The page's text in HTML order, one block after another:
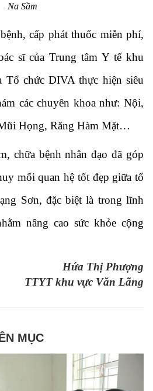
Na Sầm
cấp phát thuốc miễn phí,
sĩ của Trung tâm Y tế khu
Tổ chức DIVA thực hiện siêu
các chuyên khoa như: Nội,
Họng, Răng Hàm Mặt…
chữa bệnh nhân đạo đã góp
mối quan hệ tốt đẹp giữa tổ
Sơn, đặc biệt là trong lĩnh
nâng cao sức khỏe cộng
Phượng
TTYT khu vực Văn Lãng
MỤC